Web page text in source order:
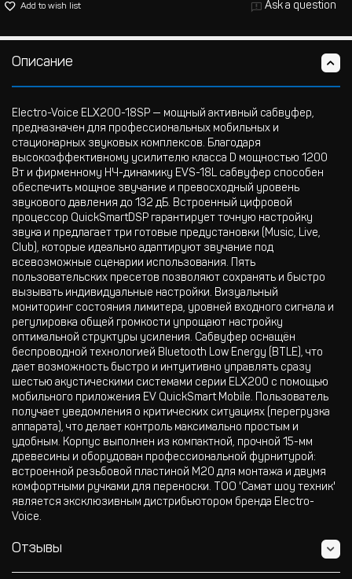
Add to wish list Ask a question
Описание
Electro-Voice ELX200-18SP — мощный активный сабвуфер,
предназначен для профессиональных мобильных и
стационарных звуковых комплексов. Благодаря
высокоэффективному усилителю класса D мощностью 1200
Вт и фирменному НЧ-динамику EVS-18L сабвуфер способен
обеспечить мощное звучание и превосходный уровень
звукового давления до 132 дБ. Встроенный цифровой
процессор QuickSmartDSP гарантирует точную настройку
звука и предлагает три готовые предустановки (Music, Live,
Club), которые идеально адаптируют звучание под
всевозможные сценарии использования. Пять
пользовательских пресетов позволяют сохранять и быстро
вызывать индивидуальные настройки. Визуальный
мониторинг состояния лимитера, уровней входного сигнала и
регулировка общей громкости упрощают настройку
оптимальной структуры усиления. Сабвуфер оснащён
беспроводной технологией Bluetooth Low Energy (BTLE), что
дает возможность быстро и интуитивно управлять сразу
шестью акустическими системами серии ELX200 с помощью
мобильного приложения EV QuickSmart Mobile. Пользователь
получает уведомления о критических ситуациях (перегрузка
аппарата), что делает контроль максимально простым и
удобным. Корпус выполнен из компактной, прочной 15-мм
древесины и оборудован профессиональной фурнитурой:
встроенной резьбовой пластиной M20 для монтажа и двумя
комфортными ручками для переноски. ТОО 'Самат шоу техник'
является эксклюзивным дистрибьютором бренда Electro-
Voice.
Отзывы